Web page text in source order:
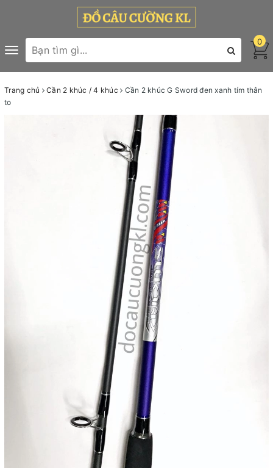
Toggle
navigation
0
Trang chủ Cần 2 khúc / 4 khúc
Cần 2 khúc G Sword đen xanh tím thân
to